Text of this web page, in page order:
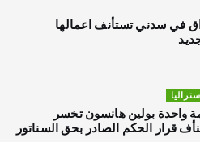
في سدني تستأنف اعمالها
واحدة بولين هانسون تخسر
قرار الحكم الصادر بحق السناتور